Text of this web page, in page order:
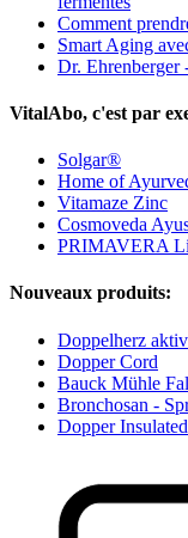
Comment
Smart Aging
Dr. Ehrenberger
VitalAbo, c'est par
Solgar®
Home of
Vitamaze Zinc
Cosmoveda
PRIMAVERA
Nouveaux produits:
Doppelherz
Dopper Cord
Bauck Mühle
Bronchosan -
Dopper